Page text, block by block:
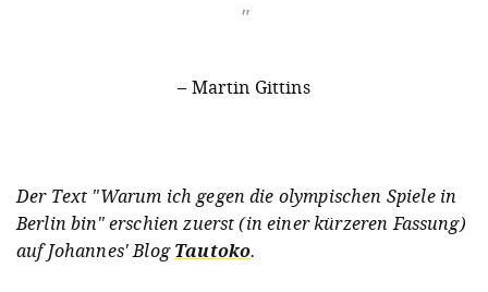
– Martin Gittins
Der Text "Warum ich gegen die olympischen Spiele in
Berlin bin" erschien zuerst (in einer kürzeren Fassung)
auf Johannes' BlogTautoko.